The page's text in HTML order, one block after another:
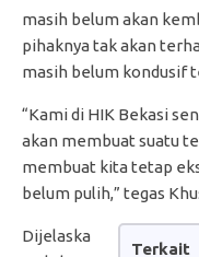
masih belum akan
pihaknya tak akan
masih belum kondusif
“Kami di HIK Bekasi
akan membuat suatu
membuat kita tetap
belum pulih,” tegas
Terkait
Dijelaska